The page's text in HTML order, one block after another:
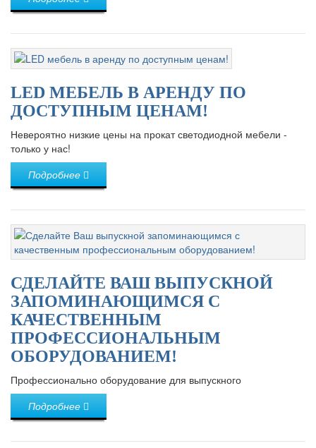
LED МЕБЕЛЬ В АРЕНДУ ПО
ДОСТУПНЫМ ЦЕНАМ!
Невероятно низкие цены на прокат светодиодной мебели -
только у нас!
Подробнее
СДЕЛАЙТЕ ВАШ ВЫПУСКНОЙ
ЗАПОМИНАЮЩИМСЯ С
КАЧЕСТВЕННЫМ
ПРОФЕССИОНАЛЬНЫМ
ОБОРУДОВАНИЕМ!
Профессионально оборудование для выпускного
Подробнее